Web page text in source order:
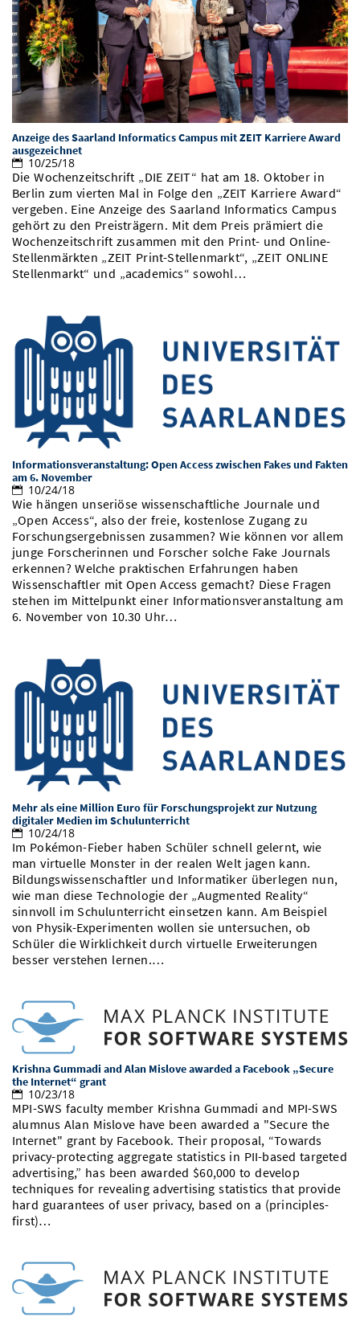
Vom Studium in den Beruf
Study Scheduler
Bibliothek
Open Science/Open Access
Start-ups
IT-Themenabend
Ranking
Zahlen & Fakten
Preise, Auszeichnungen und Förderungen
Kontakt
SIC Merchandise
SIC Podcast
Anfahrt
AnsprechpartnerInnen, Personen, Forschungsgruppen
Termine, Vorträge und Veranstaltungen
Alumni
Anzeige des Saarland Informatics Campus mit ZEIT Karriere Award
ausgezeichnet
10/25/18
Die Wochenzeitschrift „DIE ZEIT“ hat am 18. Oktober in
Berlin zum vierten Mal in Folge den „ZEIT Karriere Award“
vergeben. Eine Anzeige des Saarland Informatics Campus
gehört zu den Preisträgern. Mit dem Preis prämiert die
Wochenzeitschrift zusammen mit den Print- und Online-
Stellenmärkten „ZEIT Print-Stellenmarkt“, „ZEIT ONLINE
Stellenmarkt“ und „academics“ sowohl…
Informationsveranstaltung: Open Access zwischen Fakes und Fakten
am 6. November
10/24/18
Wie hängen unseriöse wissenschaftliche Journale und
„Open Access“, also der freie, kostenlose Zugang zu
Forschungsergebnissen zusammen? Wie können vor allem
junge Forscherinnen und Forscher solche Fake Journals
erkennen? Welche praktischen Erfahrungen haben
Wissenschaftler mit Open Access gemacht? Diese Fragen
stehen im Mittelpunkt einer Informationsveranstaltung am
6. November von 10.30 Uhr…
Mehr als eine Million Euro für Forschungsprojekt zur Nutzung
digitaler Medien im Schulunterricht
10/24/18
Im Pokémon-Fieber haben Schüler schnell gelernt, wie
man virtuelle Monster in der realen Welt jagen kann.
Bildungswissenschaftler und Informatiker überlegen nun,
wie man diese Technologie der „Augmented Reality“
sinnvoll im Schulunterricht einsetzen kann. Am Beispiel
von Physik-Experimenten wollen sie untersuchen, ob
Schüler die Wirklichkeit durch virtuelle Erweiterungen
besser verstehen lernen.…
Krishna Gummadi and Alan Mislove awarded a Facebook „Secure
the Internet“ grant
10/23/18
MPI-SWS faculty member Krishna Gummadi and MPI-SWS
alumnus Alan Mislove have been awarded a "Secure the
Internet" grant by Facebook. Their proposal, “Towards
privacy-protecting aggregate statistics in PII-based targeted
advertising,” has been awarded $60,000 to develop
techniques for revealing advertising statistics that provide
hard guarantees of user privacy, based on a (principles-
first)…